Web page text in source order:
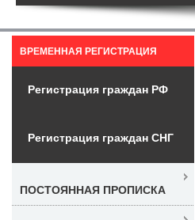
ВРЕМЕННАЯ РЕГИСТРАЦИЯ
Регистрация граждан РФ
Регистрация граждан СНГ
ПОСТОЯННАЯ ПРОПИСКА